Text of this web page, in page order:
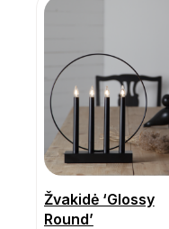
Žvakidė ‘Glossy
Round’